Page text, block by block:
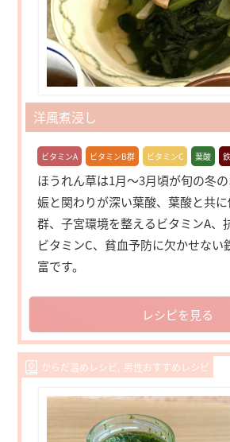
洋風煮浸し
ビタミンA ビタミンB群 ビタミンC 葉酸
ほうれん草は1月～3月頃が旬の冬
娠と関わりが深い葉酸、葉酸と共
群、子宮環境を整えるビタミンA、
ビタミンC、貧血予防に欠かせない
富です。
レシピを見る
からだ温めレシピ 男性おすすめレシピ